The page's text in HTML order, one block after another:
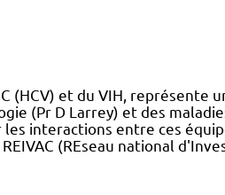
(HCV) et du VIH, représente
(Pr D Larrey) et des
les interactions entre ces
(REseau national